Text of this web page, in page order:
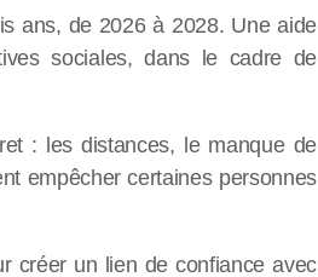
ans, de 2026 à 2028. Une aide
sociales, dans le cadre de
: les distances, le manque de
empêcher certaines personnes
créer un lien de confiance avec